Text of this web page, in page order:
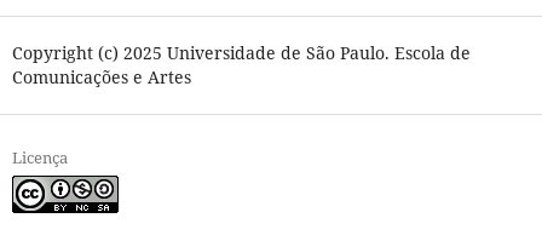
Copyright (c) 2025 Universidade de São Paulo. Escola de
Comunicações e Artes
Licença